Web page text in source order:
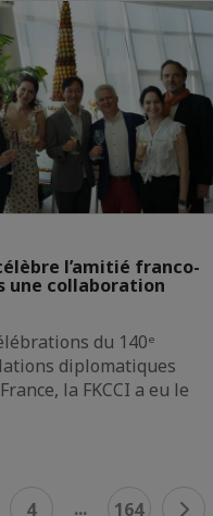
l’amitié franco-
une collaboration
du 140ᵉ
diplomatiques
la FKCCI a eu le
4 ... 164